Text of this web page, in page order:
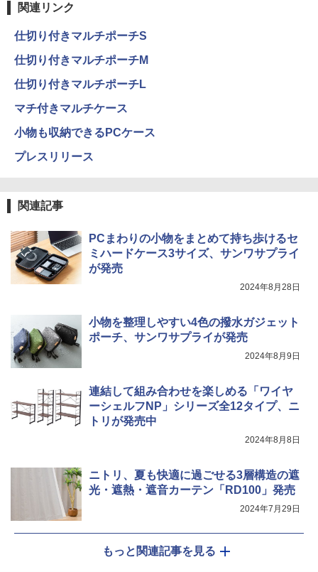
関連リンク
仕切り付きマルチポーチS
仕切り付きマルチポーチM
仕切り付きマルチポーチL
マチ付きマルチケース
小物も収納できるPCケース
プレスリリース
関連記事
PCまわりの小物をまとめて持ち歩けるセ
ミハードケース3サイズ、サンワサプライ
が発売
2024年8月28日
小物を整理しやすい4色の撥水ガジェット
ポーチ、サンワサプライが発売
2024年8月9日
連結して組み合わせを楽しめる「ワイヤ
ーシェルフNP」シリーズ全12タイプ、ニ
トリが発売中
2024年8月8日
ニトリ、夏も快適に過ごせる3層構造の遮
光・遮熱・遮音カーテン「RD100」発売
2024年7月29日
もっと関連記事を見る